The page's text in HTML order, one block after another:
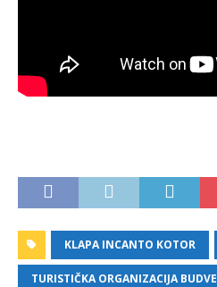
KLAPA INCANTO KOTOR
TURISTIČKA ORGANIZACIJA BUDVE